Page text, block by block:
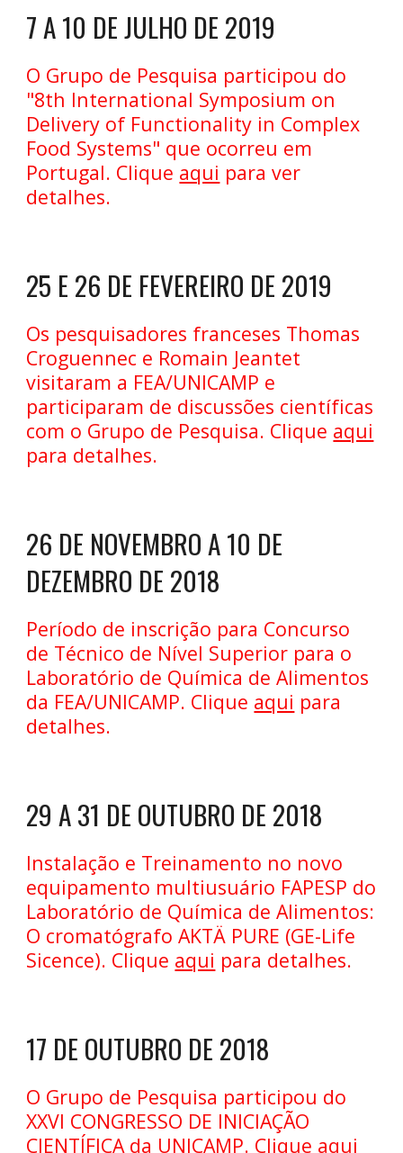
7 A 10 DE JULHO DE 2019
O Grupo de Pesquisa participou do
"8th International Symposium on
Delivery of Functionality in Complex
Food Systems" que ocorreu em
Portugal. Clique aqui para ver
detalhes.
25 E 26 DE FEVEREIRO DE 2019
Os pesquisadores franceses Thomas
Croguennec e Romain Jeantet
visitaram a FEA/UNICAMP e
participaram de discussões científicas
com o Grupo de Pesquisa. Clique aqui
para detalhes.
26 DE NOVEMBRO A 10 DE
DEZEMBRO DE 2018
Período de inscrição para Concurso
de Técnico de Nível Superior para o
Laboratório de Química de Alimentos
da FEA/UNICAMP. Clique aqui para
detalhes.
29 A 31 DE OUTUBRO DE 2018
Instalação e Treinamento no novo
equipamento multiusuário FAPESP do
Laboratório de Química de Alimentos:
O cromatógrafo AKTÄ PURE (GE-Life
Sicence). Clique aqui para detalhes.
17 DE OUTUBRO DE 2018
O Grupo de Pesquisa participou do
XXVI CONGRESSO DE INICIAÇÃO
CIENTÍFICA da UNICAMP. Clique aqui